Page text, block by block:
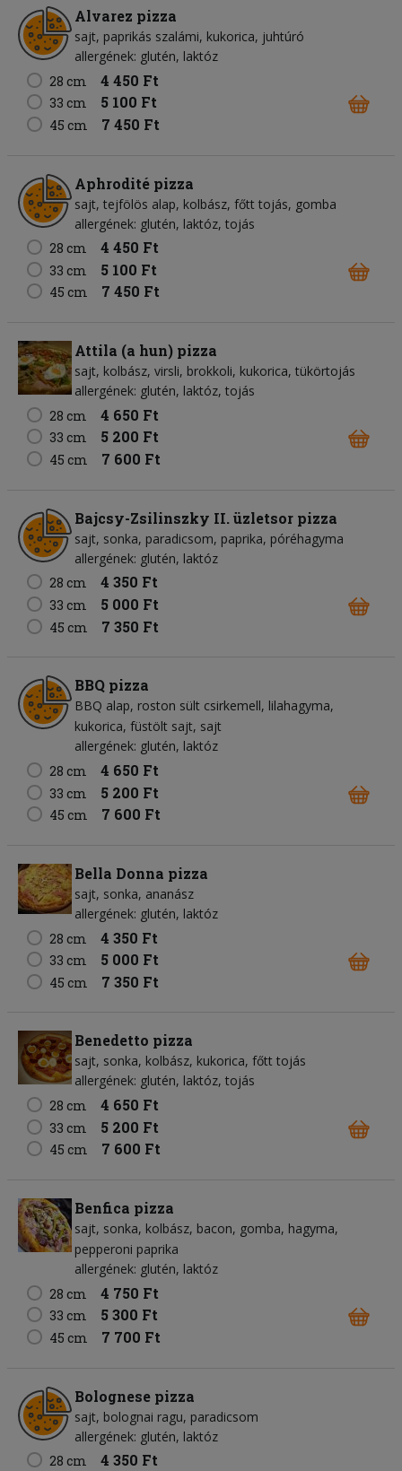
Alvarez pizza
sajt paprikás szalámi kukorica juhtúró
allergének: glutén, laktóz
28 cm
4 450 Ft
33 cm 5 100 Ft
45 cm 7 450 Ft
Aphrodité pizza
sajt tejfölös alap kolbász főtt tojás gomba
allergének: glutén, laktóz, tojás
28 cm
4 450 Ft
33 cm 5 100 Ft
45 cm 7 450 Ft
Attila (a hun) pizza
sajt kolbász virsli brokkoli kukorica tükörtojás
allergének: glutén, laktóz, tojás
28 cm
4 650 Ft
33 cm 5 200 Ft
45 cm 7 600 Ft
Bajcsy-Zsilinszky II. üzletsor pizza
sajt sonka paradicsom paprika póréhagyma
allergének: glutén, laktóz
28 cm
4 350 Ft
33 cm 5 000 Ft
45 cm 7 350 Ft
BBQ pizza
BBQ alap roston sült csirkemell lilahagyma
kukorica füstölt sajt sajt
allergének: glutén, laktóz
28 cm
4 650 Ft
33 cm 5 200 Ft
45 cm 7 600 Ft
Bella Donna pizza
sajt sonka ananász
allergének: glutén, laktóz
28 cm
4 350 Ft
33 cm 5 000 Ft
45 cm 7 350 Ft
Benedetto pizza
sajt sonka kolbász kukorica főtt tojás
allergének: glutén, laktóz, tojás
28 cm
4 650 Ft
33 cm 5 200 Ft
45 cm 7 600 Ft
Benfica pizza
sajt sonka kolbász bacon gomba hagyma
pepperoni paprika
allergének: glutén, laktóz
28 cm
4 750 Ft
33 cm 5 300 Ft
45 cm 7 700 Ft
Bolognese pizza
sajt bolognai ragu paradicsom
allergének: glutén, laktóz
28 cm
4 350 Ft